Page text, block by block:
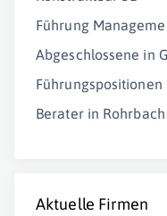
Führung
Abgeschlossene in
Führungspositionen
Berater in
Aktuelle Firmen